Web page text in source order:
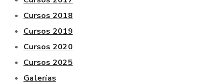
Cursos 2018
Cursos 2019
Cursos 2020
Cursos 2025
Galerías